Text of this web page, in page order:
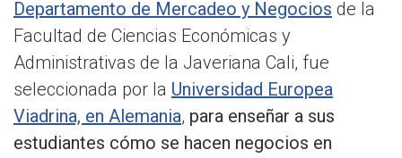
Departamento de Mercadeo y Negocios de la
Facultad de Ciencias Económicas y
Administrativas de la Javeriana Cali, fue
seleccionada por la Universidad Europea
Viadrina, en Alemania, para enseñar a sus
estudiantes cómo se hacen negocios en